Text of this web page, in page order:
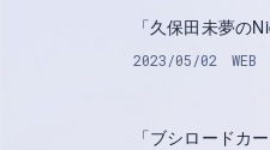
「久保田未夢の
2023/05/02 WEB
「ブシロードカ